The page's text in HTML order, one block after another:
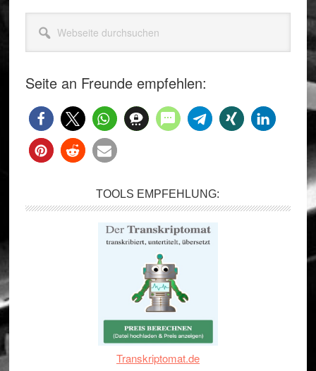
Seitenspalte
durchsuchen
Seite an Freunde empfehlen:
TOOLS EMPFEHLUNG:
Transkriptomat.de